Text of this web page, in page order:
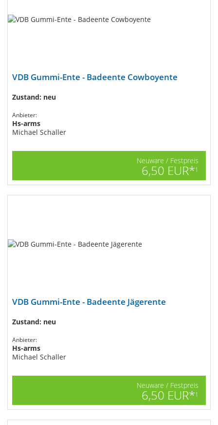
VDB Gummi-Ente - Badeente Cowboyente
Zustand: neu
Anbieter:
Hs-arms
Michael Schaller
Neuware / Festpreis
6,50 EUR*1
VDB Gummi-Ente - Badeente Jägerente
Zustand: neu
Anbieter:
Hs-arms
Michael Schaller
Neuware / Festpreis
6,50 EUR*1